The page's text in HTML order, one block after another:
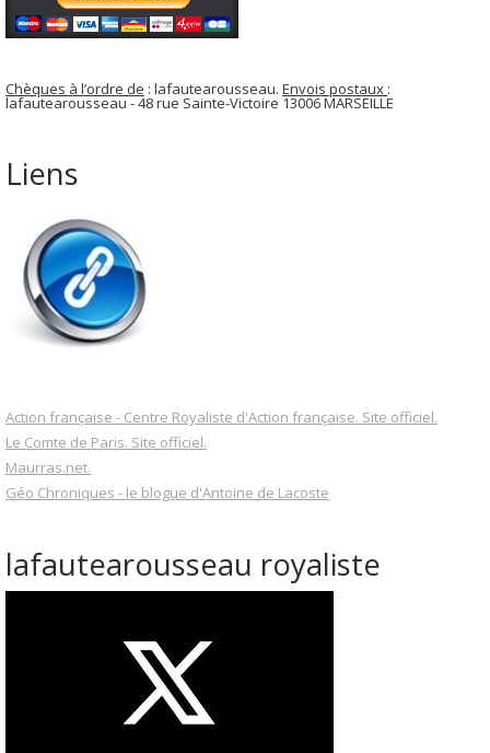
Chèques à l’ordre de : lafautearousseau. Envois postaux :
lafautearousseau - 48 rue Sainte-Victoire 13006 MARSEILLE
Liens
Action française - Centre Royaliste d'Action française. Site officiel.
Le Comte de Paris. Site officiel.
Maurras.net.
Géo Chroniques - le blogue d'Antoine de Lacoste
lafautearousseau royaliste